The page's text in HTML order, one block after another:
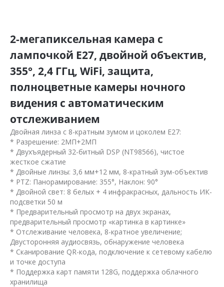
2-мегапиксельная камера с
лампочкой E27, двойной объектив,
355°, 2,4 ГГц, WiFi, защита,
полноцветные камеры ночного
видения с автоматическим
отслеживанием
Двойная линза с 8-кратным зумом и цоколем E27:
* Разрешение: 2МП+2МП
* Двухъядерный 32-битный DSP (NT98566), чистое
жесткое сжатие
* Двойные линзы: 3,6 мм+12 мм, 8-кратный зум-объектив
* PTZ: Панорамирование: 355°, Наклон: 90°
* Двойной свет: 8 белых + 4 инфракрасных, дальность ИК-
подсветки 50 м
* Предварительный просмотр на двух экранах,
предварительный просмотр «картинка в картинке»
* Отслеживание человека, 8-кратное увеличение;
Двусторонняя аудиосвязь, обнаружение человека
* Сканирование QR-кода, подключение к сетевому кабелю
и точке доступа
* Поддержка карт памяти 128G, поддержка облачного
хранилища